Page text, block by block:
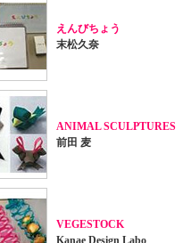
えんびちょう
末松久奈
ANIMAL SCULPTURES
前田 麦
VEGESTOCK
Kanae Design Labo